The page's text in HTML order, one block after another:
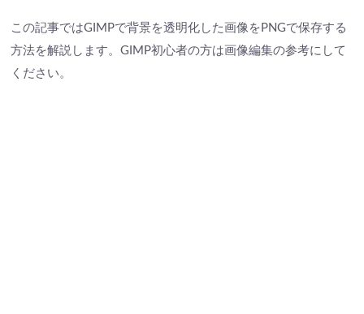
この記事ではGIMPで背景を透明化した画像をPNGで保存する
方法を解説します。GIMP初心者の方は画像編集の参考にして
ください。